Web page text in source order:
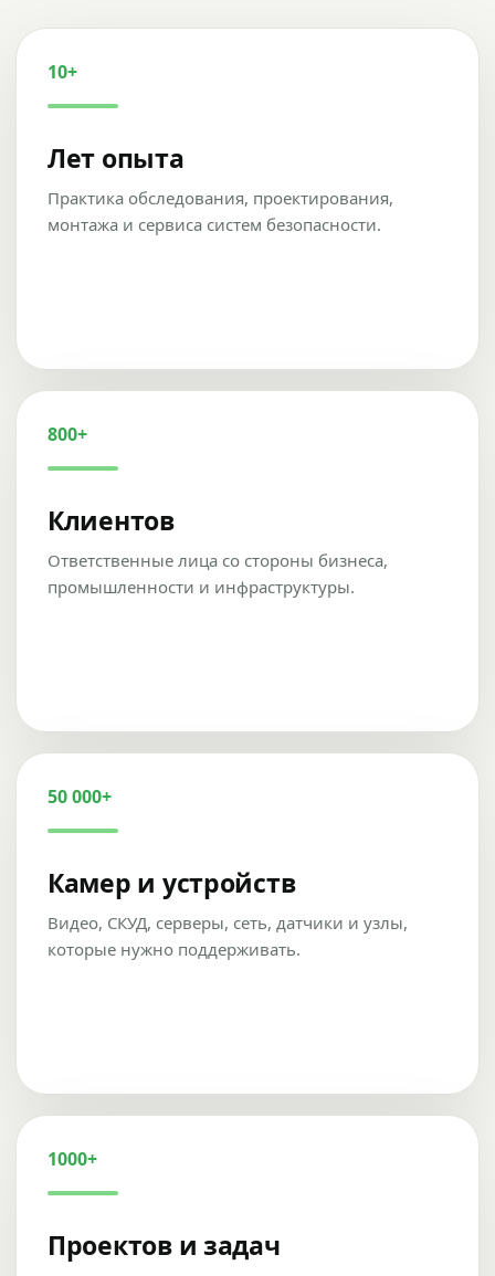
10+
Лет опыта
Практика обследования, проектирования,
монтажа и сервиса систем безопасности.
800+
Клиентов
Ответственные лица со стороны бизнеса,
промышленности и инфраструктуры.
50 000+
Камер и устройств
Видео, СКУД, серверы, сеть, датчики и узлы,
которые нужно поддерживать.
1000+
Проектов и задач